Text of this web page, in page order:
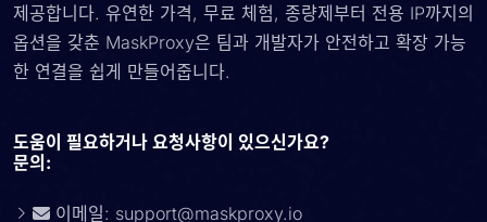
제공합니다. 유연한 가격, 무료 체험, 종량제부터 전용 IP까지의
옵션을 갖춘 MaskProxy은 팀과 개발자가 안전하고 확장 가능
한 연결을 쉽게 만들어줍니다.
도움이 필요하거나 요청사항이 있으신가요?
문의:
이메일: support@maskproxy.io